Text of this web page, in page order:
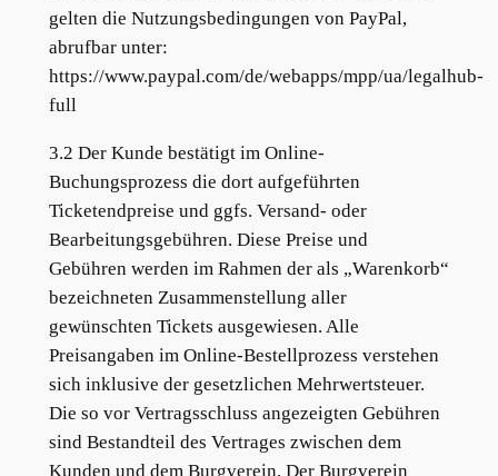
gelten die Nutzungsbedingungen von PayPal,
abrufbar unter:
https://www.paypal.com/de/webapps/mpp/ua/legalhub-
full
3.2 Der Kunde bestätigt im Online-
Buchungsprozess die dort aufgeführten
Ticketendpreise und ggfs. Versand- oder
Bearbeitungsgebühren. Diese Preise und
Gebühren werden im Rahmen der als „Warenkorb“
bezeichneten Zusammenstellung aller
gewünschten Tickets ausgewiesen. Alle
Preisangaben im Online-Bestellprozess verstehen
sich inklusive der gesetzlichen Mehrwertsteuer.
Die so vor Vertragsschluss angezeigten Gebühren
sind Bestandteil des Vertrages zwischen dem
Kunden und dem Burgverein. Der Burgverein